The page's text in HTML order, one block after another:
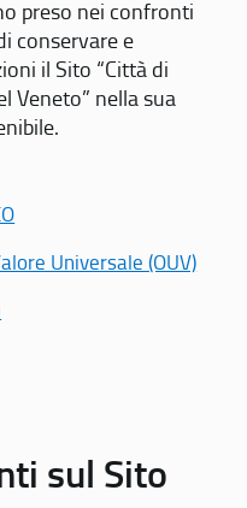
preso nei confronti
conservare e
il Sito “Città di
Veneto” nella sua
Universale (OUV)
sul Sito